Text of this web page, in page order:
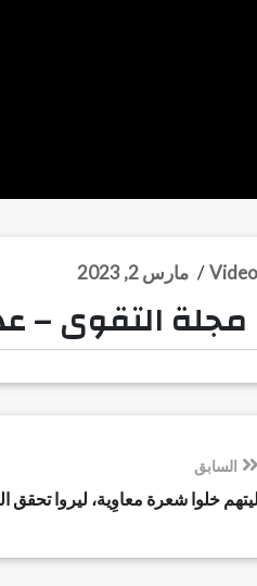
مارس 2, 2023 /
التقوى – عدد
السابق
ليتهم خلوا شعرة معاوِية، ليروا تحقق